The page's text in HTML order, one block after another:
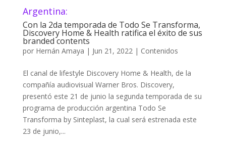
Argentina:
Con la 2da temporada de Todo Se Transforma,
Discovery Home & Health ratifica el éxito de sus
branded contents
por Hernán Amaya | Jun 21, 2022| Contenidos
El canal de lifestyle Discovery Home & Health, de la
compañía audiovisual Warner Bros. Discovery,
presentó este 21 de junio la segunda temporada de su
programa de producción argentina Todo Se
Transforma by Sinteplast, la cual será estrenada este
23 de junio,...